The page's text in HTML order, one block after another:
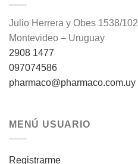
Julio Herrera y Obes 1538/102
Montevideo – Uruguay
2908 1477
097074586
pharmaco@pharmaco.com.uy
MENÚ USUARIO
Registrarme